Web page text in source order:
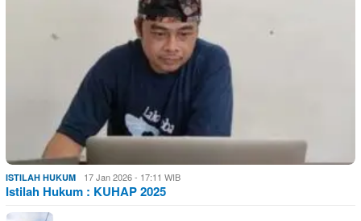
ISTILAH HUKUM 17 Jan 2026 - 17:11 WIB
Istilah Hukum : KUHAP 2025